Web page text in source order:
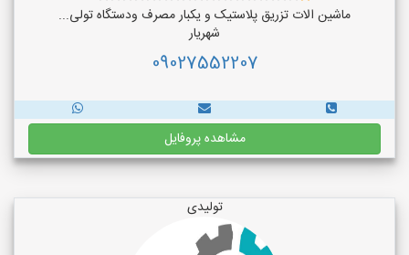
ماشین الات تزریق پلاستیک و یکبار مصرف ودستگاه تولی...
شهریار
09027552207
مشاهده پروفایل
تولیدی